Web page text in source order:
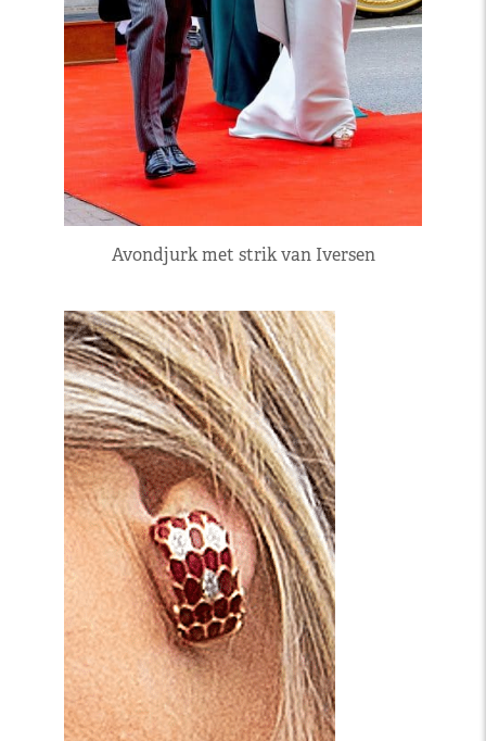
Avondjurk met strik van Iversen